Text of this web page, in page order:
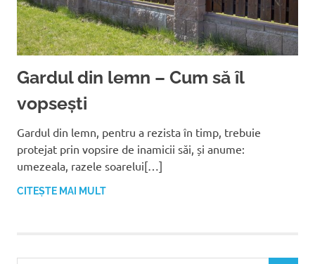
Gardul din lemn – Cum să îl
vopsești
Gardul din lemn, pentru a rezista în timp, trebuie
protejat prin vopsire de inamicii săi, și anume:
umezeala, razele soarelui[…]
CITEȘTE MAI MULT